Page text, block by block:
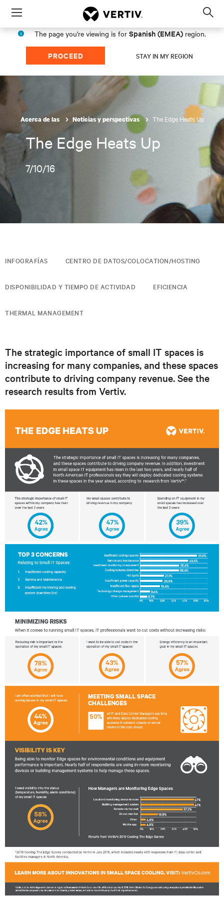
Menu
The page you're viewing is for Spanish (EMEA) region.
PROCEED STAY IN MY REGION
Acerca de las Noticias y perspectivas The Edge Heats Up
The Edge Heats Up
7/10/16
INFOGRAFÍAS CENTRO DE DATOS/COLOCATION/HOSTING
DISPONIBILIDAD Y TIEMPO DE ACTIVIDAD EFICIENCIA
THERMAL MANAGEMENT
The strategic importance of small IT spaces is
increasing for many companies, and these spaces
contribute to driving company revenue. See the
research results from Vertiv.